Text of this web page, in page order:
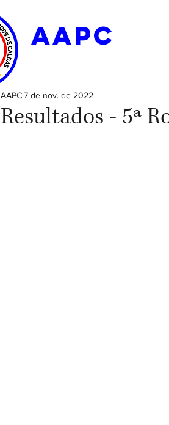
aapc
Resultados - 5ª
AAPC7 de nov. de 2022